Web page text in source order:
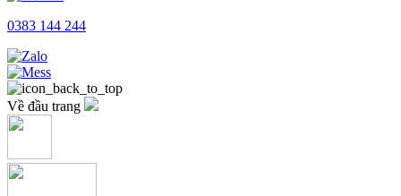
0383 144 244
Về đầu trang